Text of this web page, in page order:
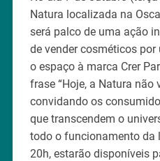
Natura localizada na
será palco de uma ação
de vender cosméticos
o espaço à marca Crer
frase “Hoje, a Natura não
convidando os
que transcendem o
todo o funcionamento da
20h, estarão disponíveis